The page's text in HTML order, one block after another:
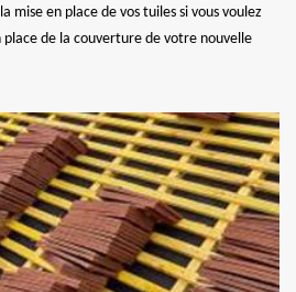
mise en place de vos tuiles si vous voulez
de la couverture de votre nouvelle